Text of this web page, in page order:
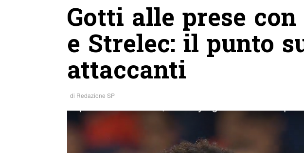
Gotti alle prese
e Strelec: il punto
attaccanti
di Redazione SP